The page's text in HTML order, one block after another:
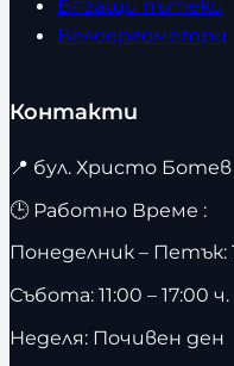
Бягащи пътеки
Велоергометри
Контакти
📍 бул. Христо Ботев
🕒 Работно Време :
Понеделник – Петък:
Събота: 11:00 – 17:00 ч.
Неделя: Почивен ден